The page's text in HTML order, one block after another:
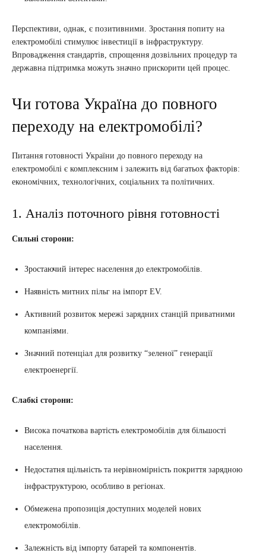
Перспективи, однак, є позитивними. Зростання попиту на
електромобілі стимулює інвестиції в інфраструктуру.
Впровадження стандартів, спрощення дозвільних процедур та
державна підтримка можуть значно прискорити цей процес.
Чи готова Україна до повного
переходу на електромобілі?
Питання готовності України до повного переходу на
електромобілі є комплексним і залежить від багатьох факторів:
економічних, технологічних, соціальних та політичних.
1. Аналіз поточного рівня готовності
Сильні сторони:
Зростаючий інтерес населення до електромобілів.
Наявність митних пільг на імпорт EV.
Активний розвиток мережі зарядних станцій приватними
компаніями.
Значний потенціал для розвитку “зеленої” генерації
електроенергії.
Слабкі сторони:
Висока початкова вартість електромобілів для більшості
населення.
Недостатня щільність та нерівномірність покриття зарядною
інфраструктурою, особливо в регіонах.
Обмежена пропозиція доступних моделей нових
електромобілів.
Залежність від імпорту батарей та компонентів.